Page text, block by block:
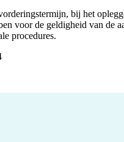
bij het
voor de geldigheid van de
procedures.